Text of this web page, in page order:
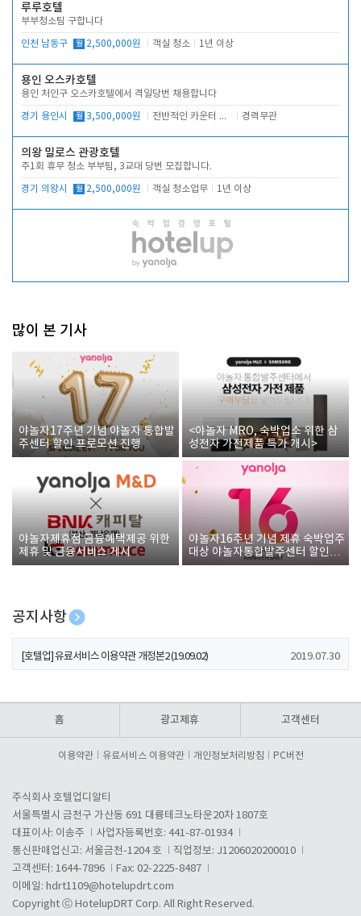
루루호텔
부부청소팀 구합니다
인천 남동구 월 2,500,000원 객실 청소 1년 이상
용인 오스카호텔
용인 처인구 오스카호텔에서 격일당번 채용합니다
경기 용인시 월 3,500,000원 전반적인 카운터 업무 경력무관
의왕 밀로스 관광호텔
주1회 휴무 청소 부부팀, 3교대 당번 모집합니다.
경기 의왕시 월 2,500,000원 객실 청소업무 1년 이상
많이 본 기사
야놀자17주년 기념 야놀자 통합발
주센터 할인 프로모션 진행
<야놀자 MRO, 숙박업소 위한 삼
성전자 가전제품 특가 개시>
야놀자제휴점 금융혜택제공 위한
제휴 및 금융서비스 게시
야놀자16주년 기념 제휴 숙박업주
대상 야놀자통합발주센터 할인쿠
폰 증정
공지사항
[호텔업] 개인정보 처리방침 개정본1 (19.09.02)
[호텔업] 유료서비스 이용약관 개정본2 (19.09.02) 2019.07.30
홈 광고제휴 고객센터
이용약관 유료서비스 이용약관 개인정보처리방침 PC버전
주식회사 호텔업디알티
서울특별시 금천구 가산동 691 대륭테크노타운20차 1807호
대표이사: 이송주
사업자등록번호: 441-87-01934
통신판매업신고: 서울금천-1204 호
직업정보: J1206020200010
고객센터: 1644-7896
Fax: 02-2225-8487
이메일: hdrt1109@hotelupdrt.com
Copyright ⓒ HotelupDRT Corp. All Right Reserved.